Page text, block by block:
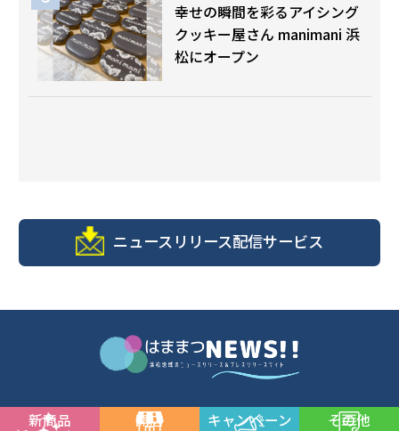
幸せの瞬間を彩るアイシング
クッキー屋さん manimani 浜
松にオープン
ニュースリリース配信サービス
© 浜松商工会議所
新商品
開店
キャンペーン
その他